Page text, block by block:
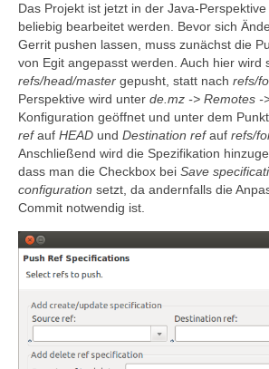
Das Projekt ist jetzt in der Java-
beliebig bearbeitet werden. Bevor sich
Gerrit pushen lassen, muss zunächst die
von Egit angepasst werden. Auch hier wird
refs/head/master gepusht, statt nach refs/
Perspektive wird unter de.mz -> Remotes -
Konfiguration geöffnet und unter dem
refauf HEAD und Destination refauf refs/
Anschließend wird die Spezifikation
dass man die Checkbox bei Save
configuration setzt, da andernfalls die
Commit notwendig ist.